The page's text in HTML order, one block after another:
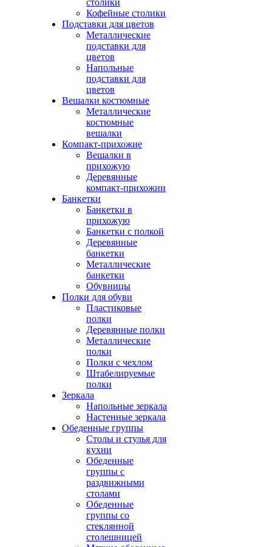
столики
Кофейные столики
Подставки для цветов
Металлические
подставки для
цветов
Напольные
подставки для
цветов
Вешалки костюмные
Металлические
костюмные
вешалки
Компакт-прихожие
Вешалки в
прихожую
Деревянные
компакт-прихожии
Банкетки
Банкетки в
прихожую
Банкетки с полкой
Деревянные
банкетки
Металлические
банкетки
Обувницы
Полки для обуви
Пластиковые
полки
Деревянные полки
Металлические
полки
Полки с чехлом
Штабелируемые
полки
Зеркала
Напольные зеркала
Настенные зеркала
Обеденные группы
Столы и стулья для
кухни
Обеденные
группы с
раздвижными
столами
Обеденные
группы со
стеклянной
столешницей